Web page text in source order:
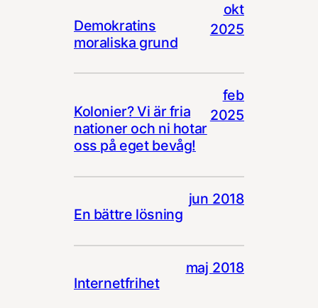
Demokratins
moraliska grund
okt
2025
Kolonier? Vi är fria
nationer och ni hotar
oss på eget bevåg!
feb
2025
En bättre lösning
jun 2018
Internetfrihet
maj 2018